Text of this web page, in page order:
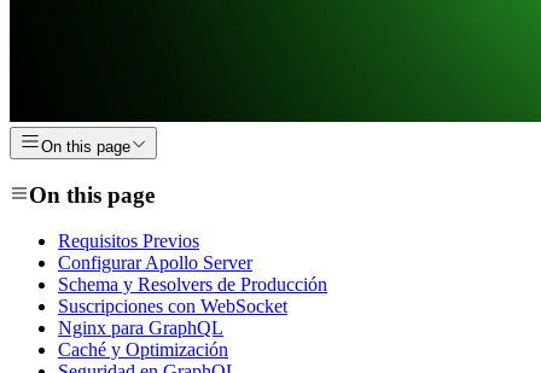
On this page
On this page
Requisitos Previos
Configurar Apollo Server
Schema y Resolvers de Producción
Suscripciones con WebSocket
Nginx para GraphQL
Caché y Optimización